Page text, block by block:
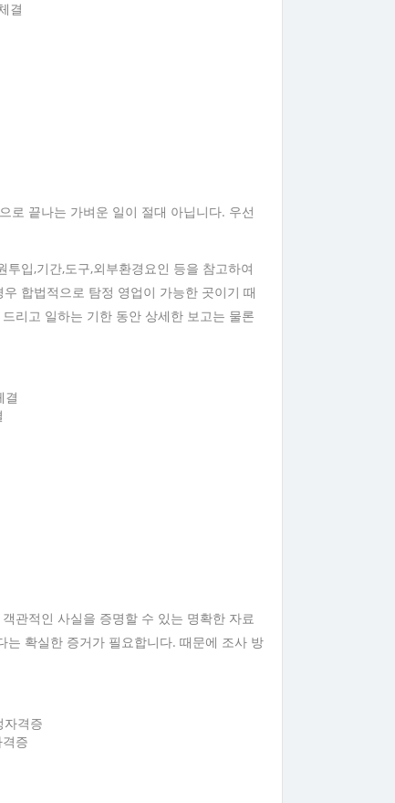
결
로 끝나는 가벼운 일이 절대 아닙니다. 우선
입,기간,도구,외부환경요인 등을 참고하여
우 합법적으로 탐정 영업이 가능한 곳이기 때
리고 일하는 기한 동안 상세한 보고는 물론
관적인 사실을 증명할 수 있는 명확한 자료
확실한 증거가 필요합니다. 때문에 조사 방
증